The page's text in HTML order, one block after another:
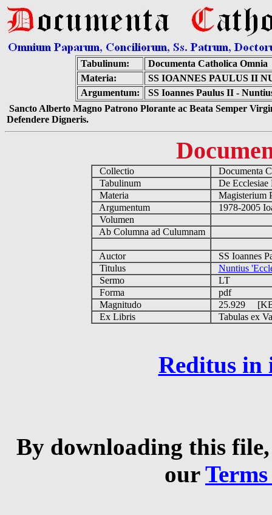
Tabulinum:
Documenta Catholica Omnia
Materia:
SS IOANNES PAULUS II
Argumentum:
SS Ioannes Paulus II -
Sancto Alberto Magno Patrono Plorante ac Beata Semper
Defendere Digneris.
Collectio
Documenta
Tabulinum
De
Materia
Magisterium
Argumentum
1978-2005
Volumen
Ab Columna ad Culumnam
Auctor
SS Ioannes
Titulus
Nuntius
Sermo
LT
Forma
pdf
Magnitudo
25.929
Ex Libris
Tabulas ex
Reditus in
By downloading this
our